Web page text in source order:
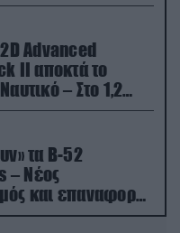
Advanced
II αποκτά το
– Στο 1,2
κόστος
τα Β-52
– Νέος
και επαναφορά